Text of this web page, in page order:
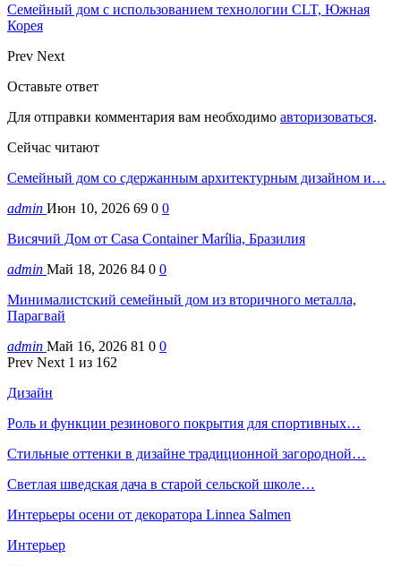
Семейный дом с использованием технологии CLT, Южная
Корея
Prev Next
Оставьте ответ
Для отправки комментария вам необходимо авторизоваться.
Сейчас читают
Семейный дом со сдержанным архитектурным дизайном и…
admin Июн 10, 2026 69 0 0
Висячий Дом от Casa Container Marília, Бразилия
admin Май 18, 2026 84 0 0
Минималистский семейный дом из вторичного металла,
Парагвай
admin Май 16, 2026 81 0 0
Prev Next 1 из 162
Дизайн
Роль и функции резинового покрытия для спортивных…
Стильные оттенки в дизайне традиционной загородной…
Светлая шведская дача в старой сельской школе…
Интерьеры осени от декоратора Linnea Salmen
Интерьер